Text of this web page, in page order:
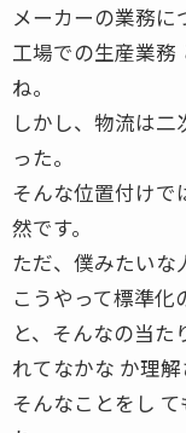
メーカーの業務に
工場での生産業務
ね。
しかし、物流は
った。
そんな位置付けで
然です。
ただ、僕みたいな
こうやって標準化
と、そんなの当
れてなかな か理解
そんなことをし